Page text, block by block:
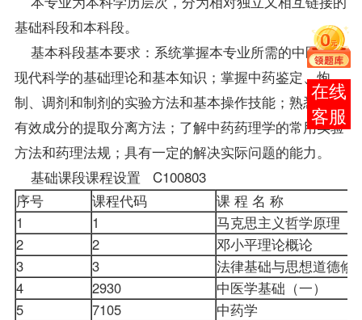
基础科段和本科段。
基本科段基本要求：系统掌握本专业所需的中医药和
现代科学的基础理论和基本知识；掌握中药鉴定、炮
制、调剂和制剂的实验方法和基本操作技能；熟悉中药
有效成分的提取分离方法；了解中药药理学的常用实验
方法和药理法规；具有一定的解决实际问题的能力。
基础课段课程设置 C100803
序号 课程代码
课 程 名 称
1
1
马克思主义哲学原理
2
2
邓小平理论概论
3
3
法律基础与思想道德
4
2930
中医学基础（一）
5
7105
中药学
在线
客服